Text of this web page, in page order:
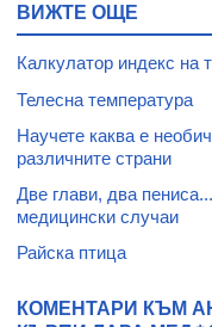
ВИЖТЕ ОЩЕ
Калкулатор индекс на
Телесна температура
Научете каква е
различните страни
Две глави, два
медицински случаи
Райска птица
КОМЕНТАРИ КЪМ